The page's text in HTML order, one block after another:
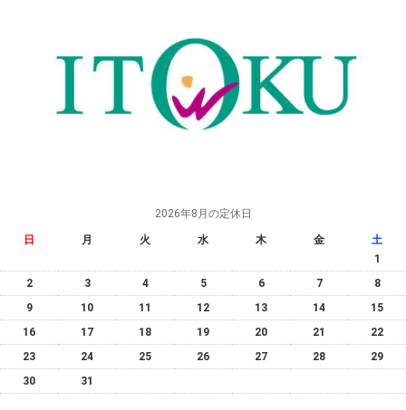
2026年8月の定休日
日 月 火 水 木 金
土
1
2
3 4 5 6 7
8
9
10 11 12 13 14
15
16
17 18 19 20 21
22
23
24 25 26 27 28
29
30
31